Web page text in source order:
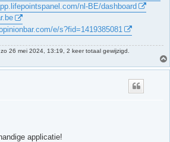
nl-BE/dashboard
e/s?fid=1419385081
26 mei 2024, 13:19, 2 keer totaal gewijzigd.
applicatie!